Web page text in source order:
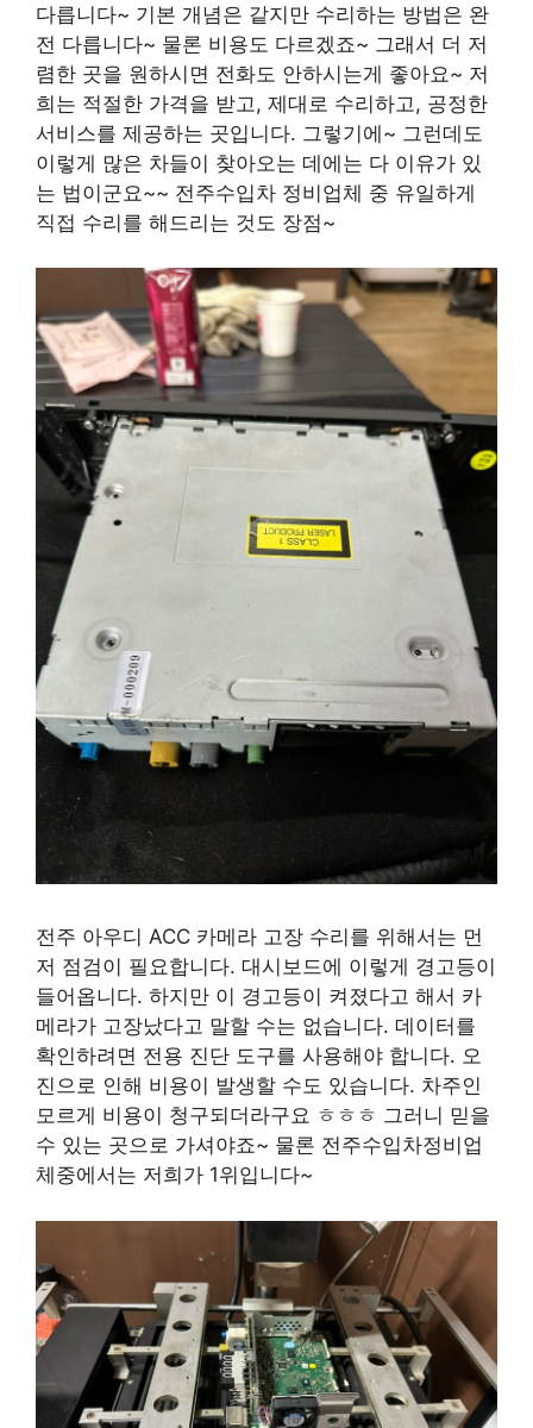
다릅니다~ 기본 개념은 같지만 수리하는 방법은 완
전 다릅니다~ 물론 비용도 다르겠죠~ 그래서 더 저
렴한 곳을 원하시면 전화도 안하시는게 좋아요~ 저
희는 적절한 가격을 받고, 제대로 수리하고, 공정한
서비스를 제공하는 곳입니다. 그렇기에~ 그런데도
이렇게 많은 차들이 찾아오는 데에는 다 이유가 있
는 법이군요~~ 전주수입차 정비업체 중 유일하게
직접 수리를 해드리는 것도 장점~
전주 아우디 ACC 카메라 고장 수리를 위해서는 먼
저 점검이 필요합니다. 대시보드에 이렇게 경고등이
들어옵니다. 하지만 이 경고등이 켜졌다고 해서 카
메라가 고장났다고 말할 수는 없습니다. 데이터를
확인하려면 전용 진단 도구를 사용해야 합니다. 오
진으로 인해 비용이 발생할 수도 있습니다. 차주인
모르게 비용이 청구되더라구요 ㅎㅎㅎ 그러니 믿을
수 있는 곳으로 가셔야죠~ 물론 전주수입차정비업
체중에서는 저희가 1위입니다~